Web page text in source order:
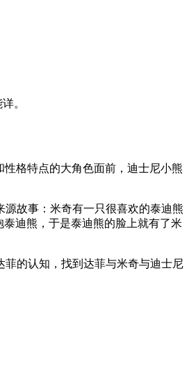
。
格特点的大角色面前，迪士尼小熊
故事：米奇有一只很喜欢的泰迪熊
迪熊，于是泰迪熊的脸上就有了米
的认知，找到达菲与米奇与迪士尼